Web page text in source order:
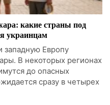
какие страны под
украинцам
Европу
В некоторых регионах
до опасных
сразу в четырех